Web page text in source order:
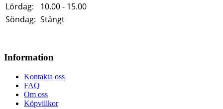
Lördag:
10.00 - 15.00
Söndag: Stängt
Information
Kontakta oss
FAQ
Om oss
Köpvillkor